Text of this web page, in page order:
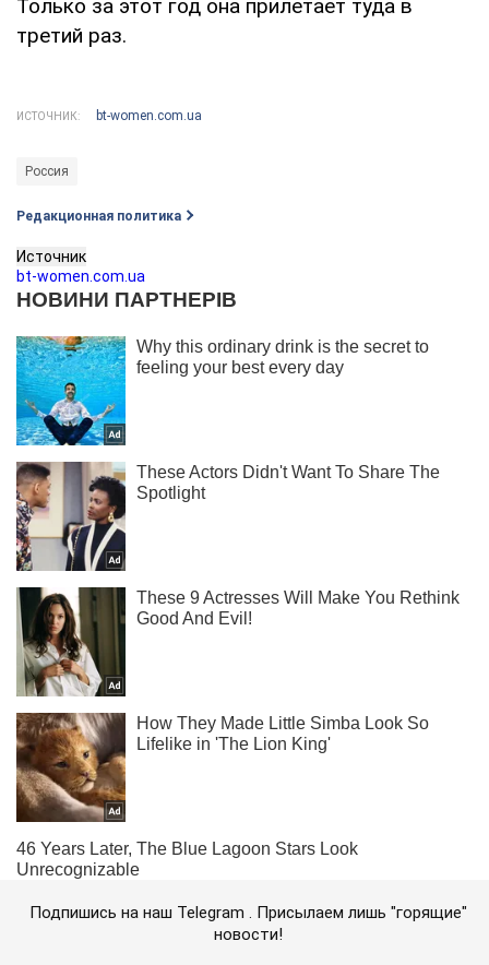
Только за этот год она прилетает туда в
третий раз.
ИСТОЧНИК: bt-women.com.ua
Россия
Редакционная политика
Источник
bt-women.com.ua
Подпишись на наш Telegram . Присылаем лишь "горящие"
новости!